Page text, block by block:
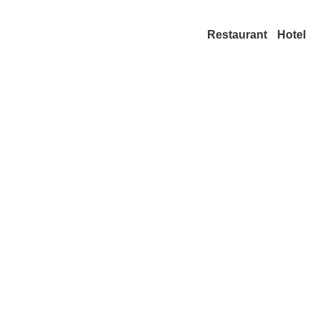
Restaurant Hotel